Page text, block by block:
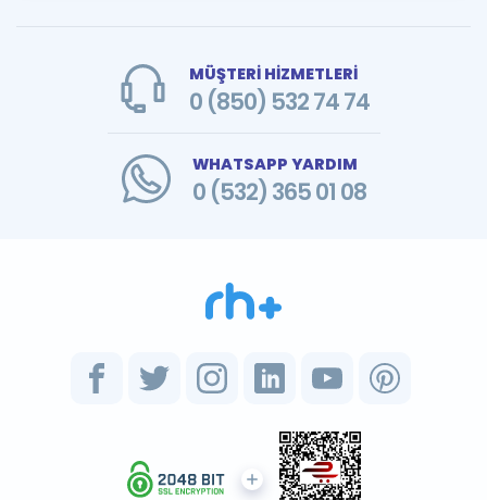
MÜŞTERİ HİZMETLERİ
0 (850) 532 74 74
WHATSAPP YARDIM
0 (532) 365 01 08